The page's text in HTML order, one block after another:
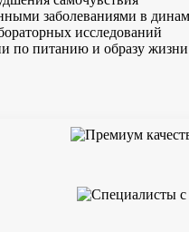
заболеваниями в
исследований
по питанию и образу жизни